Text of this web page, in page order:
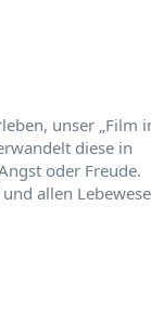
unser „Film
diese in
oder Freude.
allen